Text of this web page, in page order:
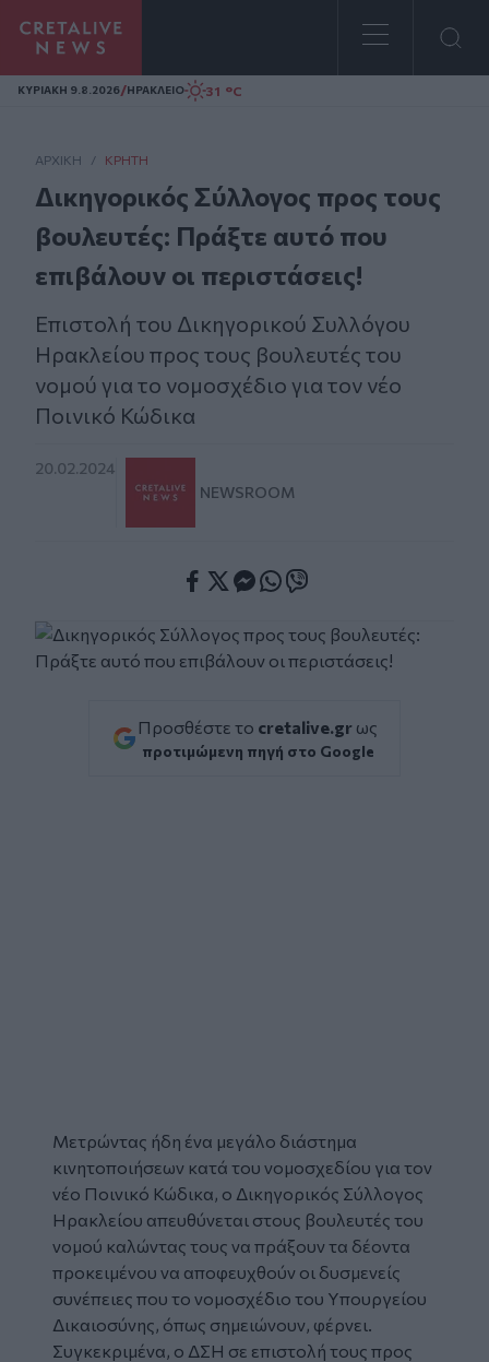
Homepage
ΚΥΡΙΑΚΗ 9.8.2026/ΗΡΑΚΛΕΙΟ 31 °C
ΑΡΧΙΚΗ / ΚΡΉΤΗ
Δικηγορικός Σύλλογος προς τους
βουλευτές: Πράξτε αυτό που
επιβάλουν οι περιστάσεις!
Επιστολή του Δικηγορικού Συλλόγου
Ηρακλείου προς τους βουλευτές του
νομού για το νομοσχέδιο για τον νέο
Ποινικό Κώδικα
20.02.2024
NEWSROOM
Προσθέστε το cretalive.gr ως
προτιμώμενη πηγή στο Google
Μετρώντας ήδη ένα μεγάλο διάστημα
κινητοποιήσεων κατά του νομοσχεδίου για τον
νέο Ποινικό Κώδικα, ο Δικηγορικός Σύλλογος
Ηρακλείου απευθύνεται στους βουλευτές του
νομού καλώντας τους να πράξουν τα δέοντα
προκειμένου να αποφευχθούν οι δυσμενείς
συνέπειες που το νομοσχέδιο του Υπουργείου
Δικαιοσύνης, όπως σημειώνουν, φέρνει.
Συγκεκριμένα, ο ΔΣΗ σε επιστολή τους προς